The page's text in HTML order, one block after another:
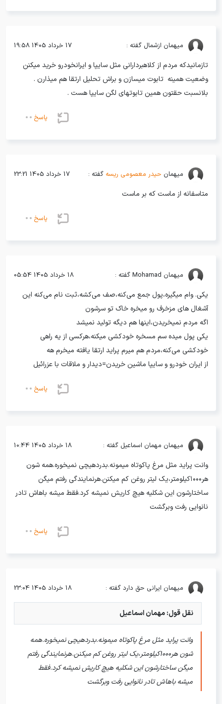
میهمان ازشمال گفته : 17 خرداد 1405 19:58
تازمانیدکه مردم از کلاهبردارانی مثل سایپا و ایرانخودرو خرید میکنن
وضعیت همینه ‌ تابوت میسازن و براش تحلیل ارتقا هم میذارن .
بلانسبت حقتون همین تابوتهای لگن سایپا هست .
پاسخ
میهمان حیدر معصومی ریسه گفته : 17 خرداد 1405 23:21
متاسفانه از ماست که بر ماست
پاسخ
میهمان Mohamad گفته : 18 خرداد 1405 05:54
یکی. وام میگیره،پول جمع می‌کنه،صف می‌کشه،ثبت نام می‌کنه این
آشغال های مزخرف رو میخره خاک تو سرشون
اگه مردم نمیخریدن،اینها هم دیگه تولید نمیشد
یکی پول میده سم مسخره خودکشی میکنه،هرکسی از یه راهی
خودکشی می‌کنه،مردم هم میرم پراید ارتقا یافته میخرم هه
از ایران خودرو و سایپا ماشین خریدن=دیدار و ملاقات با عزرائیل
پاسخ
میهمان مهمان اسماعیل گفته : 18 خرداد 1405 10:44
وانت پراید مثل مرغ پاکوتاه میمونه.بدردهیچی نمیخوره.همه شون
هر۱۰۰۰کیلومتر،یک لیتر روغن کم میکنن.هرنمایندگی رفتم میگن
ساختارشون این شکلیه هیچ کاریش نمیشه کرد.فقط میشه باهاش تادر
نانوایی رفت وبرگشت
پاسخ
میهمان ایرانی حق دارد گفته : 18 خرداد 1405 23:04
نقل قول: مهمان اسماعیل
وانت پراید مثل مرغ پاکوتاه میمونه.بدردهیچی نمیخوره.همه
شون هر۱۰۰۰کیلومتر،یک لیتر روغن کم میکنن.هرنمایندگی رفتم
میگن ساختارشون این شکلیه هیچ کاریش نمیشه کرد.فقط
میشه باهاش تادر نانوایی رفت وبرگشت